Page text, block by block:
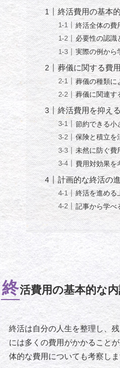
終活費用の基本
終活全体の費
必要性の認識
実際の例から
葬儀に関する費
葬儀の種類に
葬儀に関連す
終活費用を抑え
節約できる小
保険と積立を
未然に防ぐ費
費用対効果を
計画的な終活の
終活を進める
記事から学べ
終活費用の基本的な
終活は自分の人生を整理し、
には多くの費用がかかること
体的な費用についても考察し